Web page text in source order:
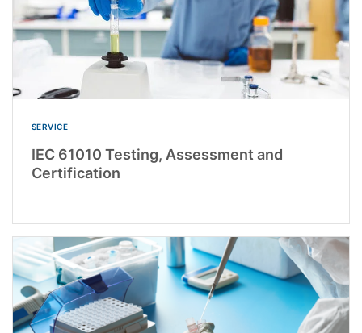
SERVICE
IEC 61010 Testing, Assessment and
Certification